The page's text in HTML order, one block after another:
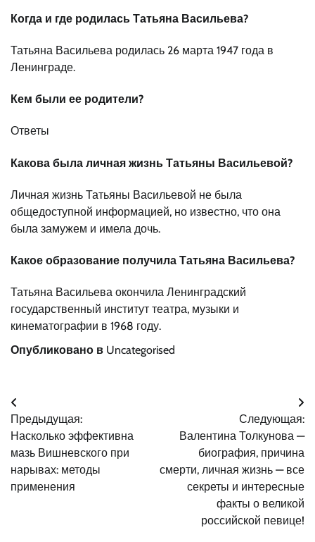
Когда и где родилась Татьяна Васильева?
Татьяна Васильева родилась 26 марта 1947 года в
Ленинграде.
Кем были ее родители?
Ответы
Какова была личная жизнь Татьяны Васильевой?
Личная жизнь Татьяны Васильевой не была
общедоступной информацией, но известно, что она
была замужем и имела дочь.
Какое образование получила Татьяна Васильева?
Татьяна Васильева окончила Ленинградский
государственный институт театра, музыки и
кинематографии в 1968 году.
Опубликовано в Uncategorised
Навигация
по
записям
Предыдущая:
Насколько эффективна
мазь Вишневского при
нарывах: методы
применения
Следующая:
Валентина Толкунова —
биография, причина
смерти, личная жизнь — все
секреты и интересные
факты о великой
российской певице!